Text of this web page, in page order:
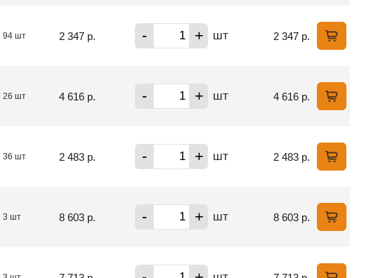
94 шт 2 347 р. - + шт 2 347 р.
26 шт 4 616 р. - + шт 4 616 р.
36 шт 2 483 р. - + шт 2 483 р.
3 шт 8 603 р. - + шт 8 603 р.